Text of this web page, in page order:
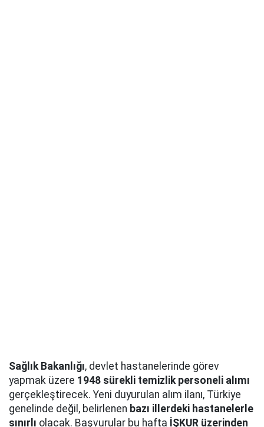
Sağlık Bakanlığı, devlet hastanelerinde görev
yapmak üzere 1948 sürekli temizlik personeli alımı
gerçekleştirecek. Yeni duyurulan alım ilanı, Türkiye
genelinde değil, belirlenen bazı illerdeki hastanelerle
sınırlı olacak. Başvurular bu hafta İŞKUR üzerinden